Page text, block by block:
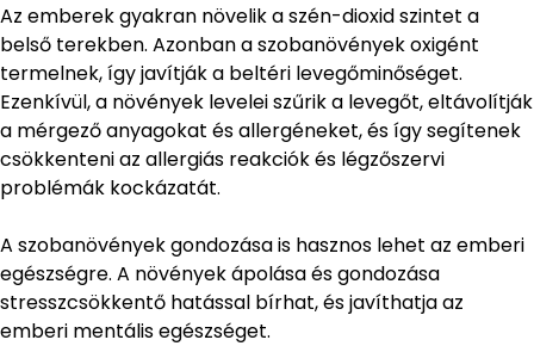
Az emberek gyakran növelik a szén-dioxid szintet a
belső terekben. Azonban a szobanövények oxigént
termelnek, így javítják a beltéri levegőminőséget.
Ezenkívül, a növények levelei szűrik a levegőt, eltávolítják
a mérgező anyagokat és allergéneket, és így segítenek
csökkenteni az allergiás reakciók és légzőszervi
problémák kockázatát.
A szobanövények gondozása is hasznos lehet az emberi
egészségre. A növények ápolása és gondozása
stresszcsökkentő hatással bírhat, és javíthatja az
emberi mentális egészséget.